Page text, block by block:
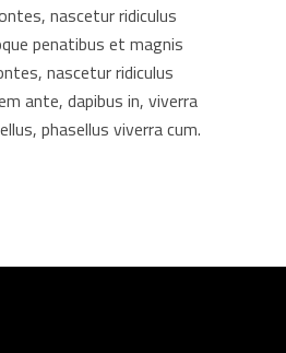
nascetur ridiculus
penatibus et magnis
nascetur ridiculus
ante, dapibus in, viverra
phasellus viverra cum.